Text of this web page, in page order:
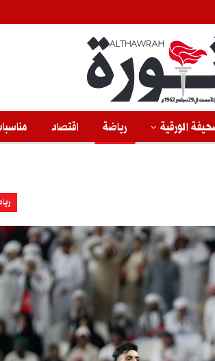
الورقية رياضة اقتصاد